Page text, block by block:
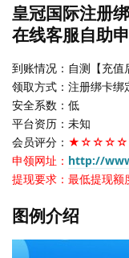
皇冠国际注册
在线客服自助
到账情况：自测【充值
领取方式：注册绑卡
安全系数：低
平台资历：未知
会员评分： ★☆☆☆☆
申领网址： http://
提现要求：最低提现额
图例介绍